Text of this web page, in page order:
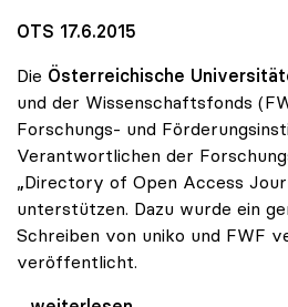
OTS 17.6.2015
Die Österreichische
und der Wissenschaftsfonds
Forschungs- und
Verantwortlichen der
„Directory of Open Access
unterstützen. Dazu wurde ein
Schreiben von uniko und FWF
veröffentlicht.